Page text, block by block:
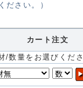
さい。）
カート注文
/数量をお選びくださ